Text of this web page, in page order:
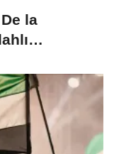
la